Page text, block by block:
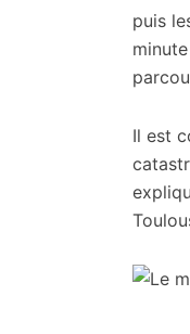
puis
Il est